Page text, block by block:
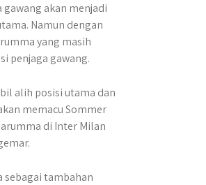
akan menjadi
Namun dengan
yang masih
penjaga gawang.
alih posisi utama dan
memacu Sommer
di Inter Milan
sebagai tambahan